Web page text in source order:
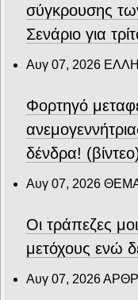
σύγκρουσης
Σενάριο για
Αυγ 07, 2026
Φορτηγό
δένδρα!
Αυγ 07, 2026
Οι τράπεζες
μετόχους ενώ
Αυγ 07, 2026